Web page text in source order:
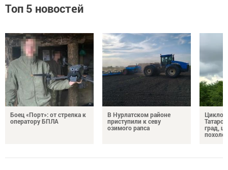
Топ 5 новостей
Боец «Порт»: от стрелка к
оператору БПЛА
В Нурлатском районе
приступили к севу
озимого рапса
Циклон
град,